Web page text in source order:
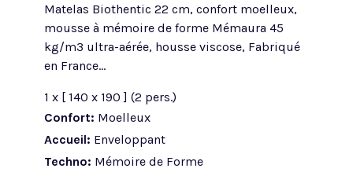
Matelas Biothentic 22 cm, confort moelleux,
mousse à mémoire de forme Mémaura 45
kg/m3 ultra-aérée, housse viscose, Fabriqué
en France...
1 x [ 140 x 190 ] (2 pers.)
Confort: Moelleux
Accueil: Enveloppant
Techno: Mémoire de Forme